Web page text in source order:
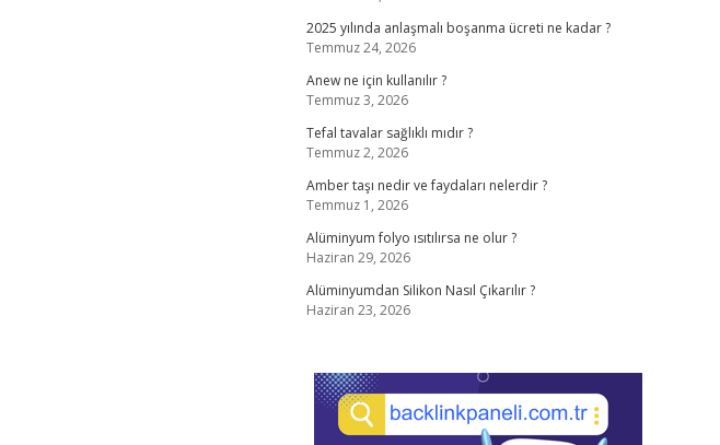
2025 yılında anlaşmalı boşanma ücreti ne kadar ?
Temmuz 24, 2026
Anew ne için kullanılır ?
Temmuz 3, 2026
Tefal tavalar sağlıklı mıdır ?
Temmuz 2, 2026
Amber taşı nedir ve faydaları nelerdir ?
Temmuz 1, 2026
Alüminyum folyo ısıtılırsa ne olur ?
Haziran 29, 2026
Alüminyumdan Silikon Nasıl Çıkarılır ?
Haziran 23, 2026